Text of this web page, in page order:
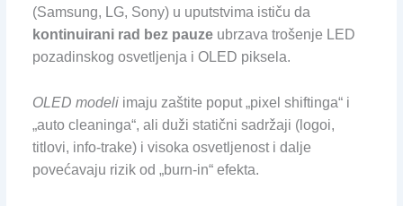
(Samsung, LG, Sony) u uputstvima ističu da
kontinuirani rad bez pauzeubrzava trošenje LED
pozadinskog osvetljenja i OLED piksela.
OLED modeliimaju zaštite poput „pixel shiftinga“ i
„auto cleaninga“, ali duži statični sadržaji (logoi,
titlovi, info-trake) i visoka osvetljenost i dalje
povećavaju rizik od „burn-in“ efekta.